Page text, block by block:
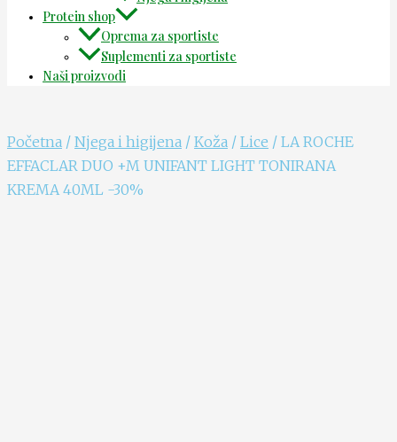
Protein shop
Oprema za sportiste
Suplementi za sportiste
Naši proizvodi
Početna / Njega i higijena / Koža / Lice / LA ROCHE
EFFACLAR DUO +M UNIFANT LIGHT TONIRANA
KREMA 40ML -30%